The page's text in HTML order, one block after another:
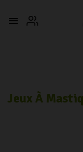

Jeux À